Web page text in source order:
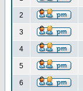
2
3
4
5
6